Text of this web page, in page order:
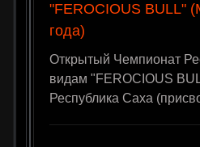
"FEROCIOUS BULL"
года)
Открытый Чемпионат
видам "FEROCIOUS
Республика Саха